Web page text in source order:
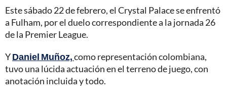
Este sábado 22 de febrero, el Crystal Palace se enfrentó
a Fulham, por el duelo correspondiente a la jornada 26
de la Premier League.
YDaniel Muñoz,como representación colombiana,
tuvo una lúcida actuación en el terreno de juego, con
anotación incluida y todo.